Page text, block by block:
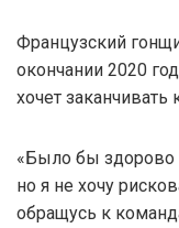
Французский
окончании 2020
хочет заканчивать
«Было бы здорово
но я не хочу
обращусь к